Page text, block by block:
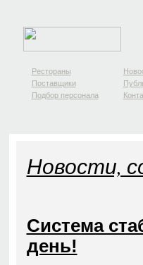
Рестораны
Поставщики
Подбор персонала
Новости,
Система
день!